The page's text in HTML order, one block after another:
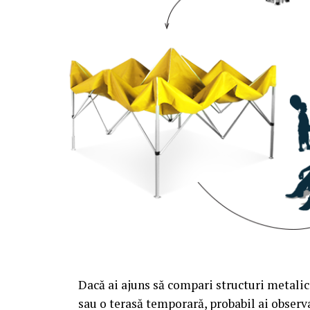
Dacă ai ajuns să compari structuri
sau o terasă temporară, probabil ai